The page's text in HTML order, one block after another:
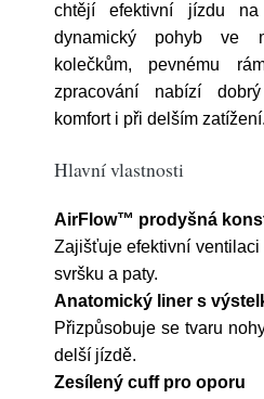
chtějí efektivní jízdu
dynamický pohyb ve
kolečkům, pevnému
zpracování nabízí
komfort i při delším zatížení.
Hlavní vlastnosti
AirFlow™ prodyšná
Zajišťuje efektivní ventilaci
svršku a paty.
Anatomický liner s
Přizpůsobuje se tvaru
delší jízdě.
Zesílený cuff pro oporu